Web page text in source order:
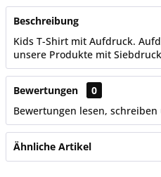
Beschreibung
Kids T-Shirt mit Aufdruck.
unsere Produkte mit
Bewertungen
0
Bewertungen lesen,
Ähnliche Artikel